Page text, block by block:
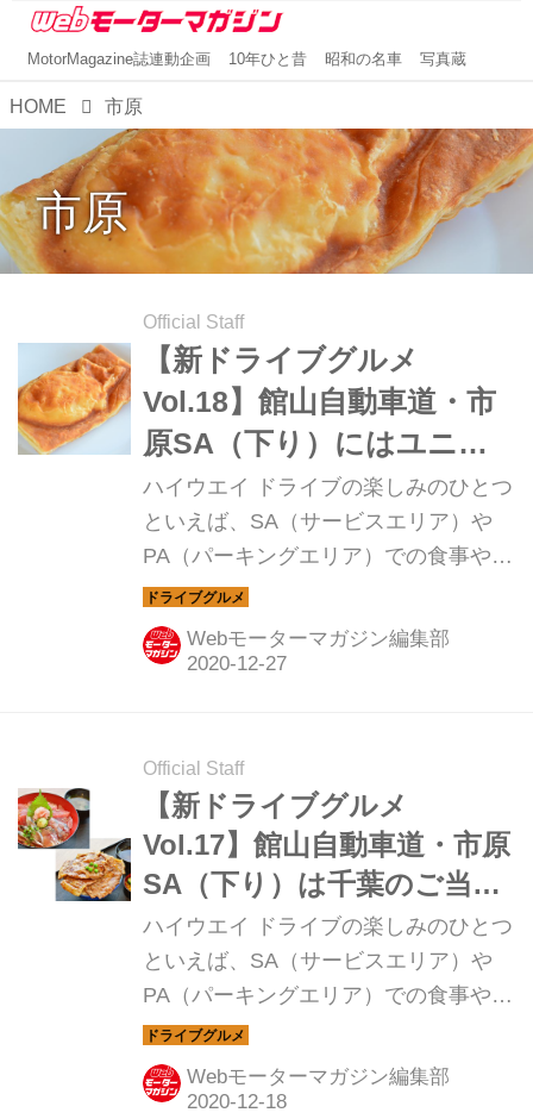
MotorMagazine誌連動企画 10年ひと昔 昭和の名車 写真蔵
HOME 市原
市原
Official Staff
【新ドライブグルメ
Vol.18】館山自動車道・市
原SA（下り）にはユニー
クなテイクアウトがいろい
ろ！
ハイウエイ ドライブの楽しみのひとつ
といえば、SA（サービスエリア）や
PA（パーキングエリア）での食事やお
みやげ。今回は館山自動車道の市原
SA（下り）のテイクアウトを紹介しよ
う。
Webモーターマガジン編集部
Official Staff
【新ドライブグルメ
Vol.17】館山自動車道・市原
SA（下り）は千葉のご当地
グルメがオススメ！
ハイウエイ ドライブの楽しみのひとつ
といえば、SA（サービスエリア）や
PA（パーキングエリア）での食事やお
みやげ。今回は、館山自動車道の市原
SA（下り）のグルメを紹介しよう。
Webモーターマガジン編集部